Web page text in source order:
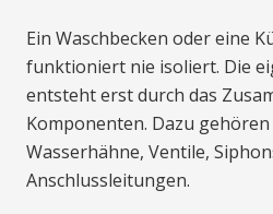
Ein Waschbecken oder eine
funktioniert nie isoliert. Die
entsteht erst durch das
Komponenten. Dazu
Wasserhähne, Ventile,
Anschlussleitungen.